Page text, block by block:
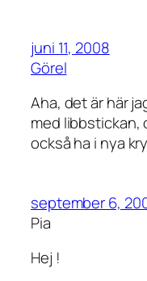
juni 11, 2008
Görel
Aha, det är här
med libbstickan,
också ha i nya
september 6,
Pia
Hej !